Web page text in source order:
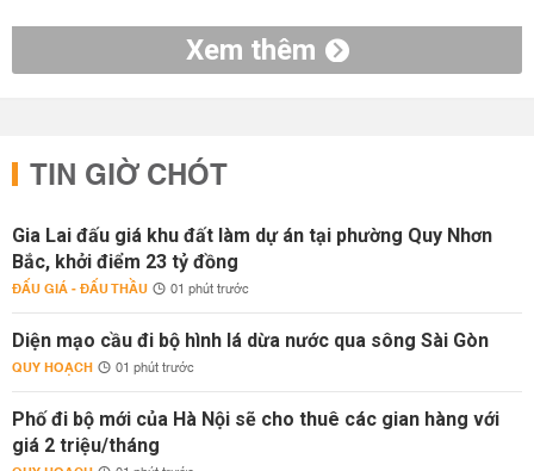
Xem thêm
TIN GIỜ CHÓT
Gia Lai đấu giá khu đất làm dự án tại phường Quy Nhơn
Bắc, khởi điểm 23 tỷ đồng
ĐẤU GIÁ - ĐẤU THẦU 01 phút trước
Diện mạo cầu đi bộ hình lá dừa nước qua sông Sài Gòn
QUY HOẠCH 01 phút trước
Phố đi bộ mới của Hà Nội sẽ cho thuê các gian hàng với
giá 2 triệu/tháng